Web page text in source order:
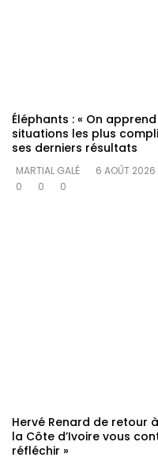
Éléphants : « On
situations les plus
ses derniers résultats
MARTIAL GALÉ
6 AOÛT 2026
0
0 0
Hervé Renard de retour
la Côte d’Ivoire vous
réfléchir »